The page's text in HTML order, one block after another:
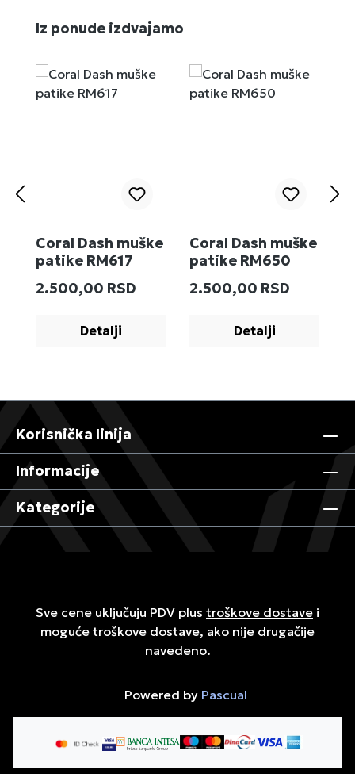
Preskoči galeriju proizvoda
Iz ponude izdvajamo
Coral Dash muške
patike RM617
Redovna cena:
2.500,00 RSD
Detalji
Coral Dash muške
patike RM650
Redovna cena:
2.500,00 RSD
Detalji
Korisnička linija
Informacije
Kategorije
Sve cene uključuju PDV plus troškove dostave i
moguće troškove dostave, ako nije drugačije
navedeno.
Powered by Pascual